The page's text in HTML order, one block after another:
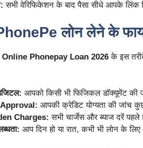
सभी वेरिफिकेशन के बाद पैसा सीधे आपके लिंक
लोन लेने के
Phonepay Loan 2026 के इस
आपको किसी भी फिजिकल डॉक्यूमेंट की
आपकी क्रेडिट योग्यता की जांच कुछ
Charges: सभी चार्जेस और ब्याज दरें पहले
आप दिन हो या रात, कभी भी लोन के